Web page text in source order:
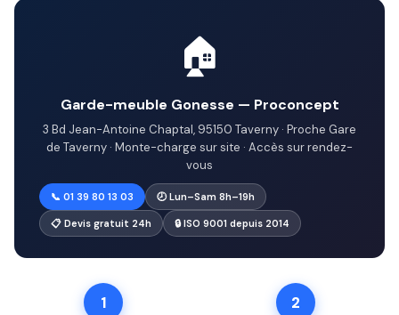
🏠
Garde-meuble Gonesse — Proconcept
3 Bd Jean-Antoine Chaptal, 95150 Taverny · Proche Gare
de Taverny · Monte-charge sur site · Accès sur rendez-
vous
📞 01 39 80 13 03 🕗 Lun–Sam 8h–19h
📋 Devis gratuit 24h 🔒 ISO 9001 depuis 2014
1 2